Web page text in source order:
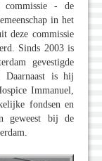
commissie - de
in het
deze commissie
Sinds 2003 is
gevestigde
Daarnaast is hij
Immanuel,
fondsen en
geweest bij de